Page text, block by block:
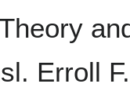
Erroll